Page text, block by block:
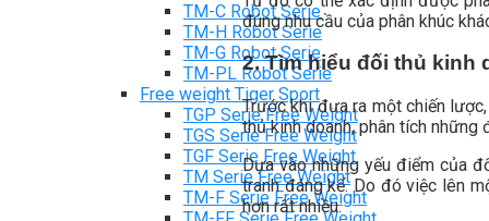
TM-C Robot Serie
TM-H Robot Serie
TM-G Robot Serie
TM-PL Robot Serie
Free weight Tiger Sport
TGP Serie Free Weight
TGS Serie Free Weight
TGF Serie Free Weight
TM Serie Free Weight
TM-F Serie Free Weight
đúng nhu cầu của phân khúc
2. Tìm hiểu đối thủ kinh
Trước khi đưa ra một chiến
thủ kinh doanh, phân tích những
Dựa vào những yếu điểm của
tranh đáng kể. Do đó việc lên
hơn rất nhiều.